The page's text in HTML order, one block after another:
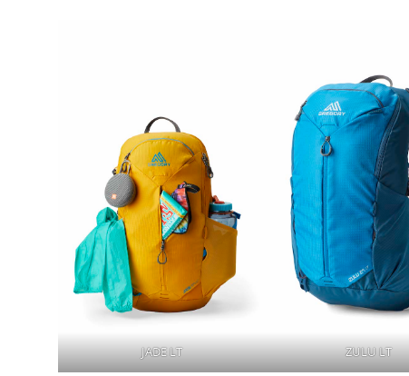
JADE LT ZULU LT